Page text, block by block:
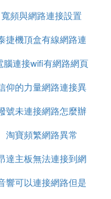
試。
IP給封掉了，你可
上網路
寬頻與網路連接設置
捷機頂盒有線網路連
接這樣設置
腦連接wifi有網路網頁
打不開
仰的力量網路連接異
常
號未連接網路怎麼辦
淘寶頻繁網路異常
達主板無法連接到網
路
響可以連接網路但是